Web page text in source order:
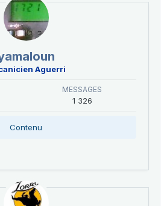
Aguerri
MESSAGES
1 326
Contenu